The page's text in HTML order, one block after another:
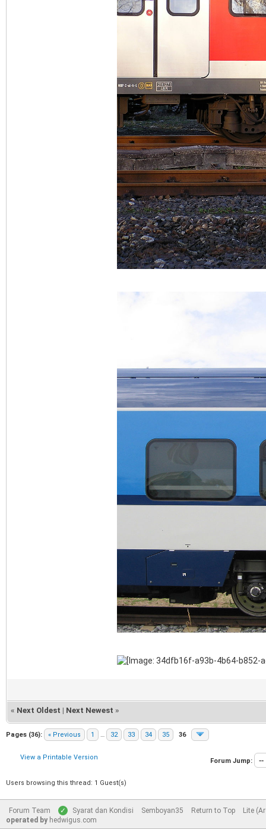
« Next Oldest | Next Newest »
Pages (36): « Previous 1 … 32 33 34 35 36
View a Printable Version Forum Jump:
Users browsing this thread: 1 Guest(s)
Forum Team Syarat dan Kondisi Semboyan35 Return to Top
Lite
operated by hedwigus.com